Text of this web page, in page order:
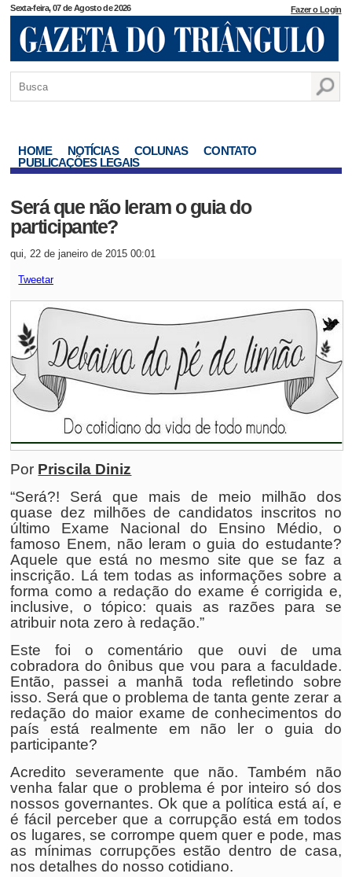
Sexta-feira, 07 de Agosto de 2026 Fazer o Login
HOME NOTÍCIAS COLUNAS
CONTATO
PUBLICAÇÕES LEGAIS
Será que não leram o guia do
participante?
qui, 22 de janeiro de 2015 00:01
Tweetar
Por Priscila Diniz
“Será?! Será que mais de meio milhão dos
quase dez milhões de candidatos inscritos no
último Exame Nacional do Ensino Médio, o
famoso Enem, não leram o guia do estudante?
Aquele que está no mesmo site que se faz a
inscrição. Lá tem todas as informações sobre a
forma como a redação do exame é corrigida e,
inclusive, o tópico: quais as razões para se
atribuir nota zero à redação.”
Este foi o comentário que ouvi de uma
cobradora do ônibus que vou para a faculdade.
Então, passei a manhã toda refletindo sobre
isso. Será que o problema de tanta gente zerar a
redação do maior exame de conhecimentos do
país está realmente em não ler o guia do
participante?
Acredito severamente que não. Também não
venha falar que o problema é por inteiro só dos
nossos governantes. Ok que a política está aí, e
é fácil perceber que a corrupção está em todos
os lugares, se corrompe quem quer e pode, mas
as mínimas corrupções estão dentro de casa,
nos detalhes do nosso cotidiano.